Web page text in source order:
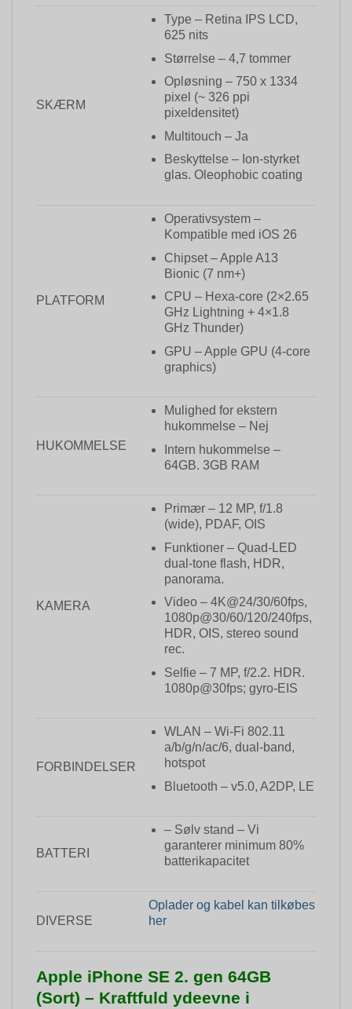
SKÆRM
Type – Retina IPS LCD,
625 nits
Størrelse – 4,7 tommer
Opløsning – 750 x 1334
pixel (~ 326 ppi
pixeldensitet)
Multitouch – Ja
Beskyttelse – Ion-styrket
glas. Oleophobic coating
PLATFORM
Operativsystem –
Kompatible med iOS 26
Chipset – Apple A13
Bionic (7 nm+)
CPU – Hexa-core (2×2.65
GHz Lightning + 4×1.8
GHz Thunder)
GPU – Apple GPU (4-core
graphics)
HUKOMMELSE
Mulighed for ekstern
hukommelse – Nej
Intern hukommelse –
64GB. 3GB RAM
KAMERA
Primær – 12 MP, f/1.8
(wide), PDAF, OIS
Funktioner – Quad-LED
dual-tone flash, HDR,
panorama.
Video – 4K@24/30/60fps,
1080p@30/60/120/240fps,
HDR, OIS, stereo sound
rec.
Selfie – 7 MP, f/2.2. HDR.
1080p@30fps; gyro-EIS
FORBINDELSER
WLAN – Wi-Fi 802.11
a/b/g/n/ac/6, dual-band,
hotspot
Bluetooth – v5.0, A2DP, LE
BATTERI
– Sølv stand – Vi
garanterer minimum 80%
batterikapacitet
DIVERSE
Oplader og kabel kan tilkøbes
her
Apple iPhone SE 2. gen 64GB
(Sort) – Kraftfuld ydeevne i